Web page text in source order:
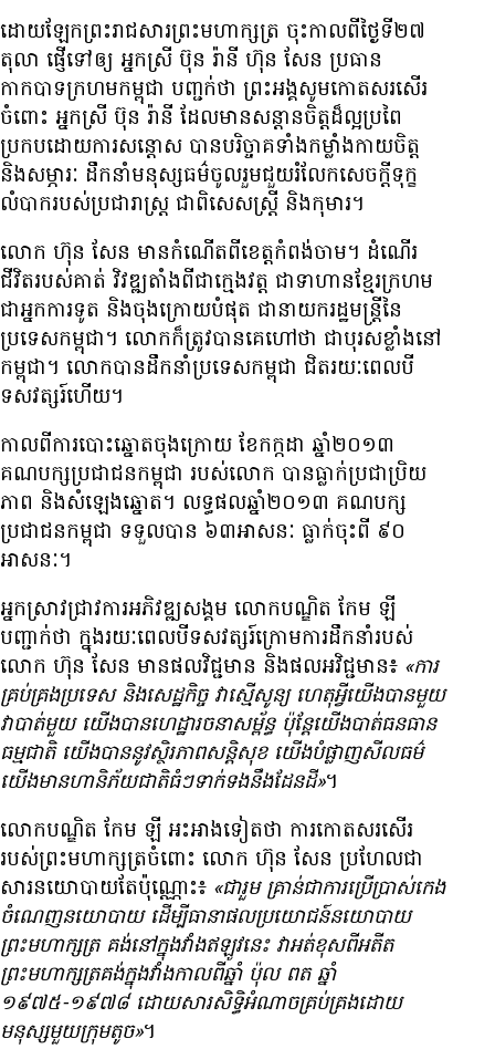
ដោយ​ឡែក​ព្រះរាជសារ​ព្រះមហាក្សត្រ ចុះ​កាល​ពី​ថ្ងៃ​ទី​២៧
តុលា ផ្ញើ​ទៅ​ឲ្យ អ្នកស្រី ប៊ុន រ៉ានី ហ៊ុន សែន ប្រធាន​
កាកបាទ​ក្រហម​កម្ពុជា បញ្ជក់​ថា ព្រះអង្គ​សូម​កោត​សរសើរ​
ចំពោះ អ្នកស្រី ប៊ុន រ៉ានី ដែល​មាន​សន្តាន​ចិត្ត​ដ៏​ល្អ​ប្រពៃ​
ប្រកប​ដោយ​ការ​សន្តោស បាន​បរិច្ចាគ​ទាំង​កម្លាំង​កាយ​ចិត្ត
និង​សម្ភារៈ ដឹក​នាំ​មនុស្ស​ធម៌​ចូលរួម​ជួយ​រំលែក​សេចក្តី​ទុក្ខ​
លំបាក​របស់​ប្រជារាស្ត្រ ជាពិសេស​ស្ត្រី និង​កុមារ។
លោក ហ៊ុន សែន មាន​កំណើត​ពី​ខេត្ត​កំពង់ចាម។ ដំណើរ​
ជីវិត​របស់​គាត់ វិវឌ្ឍ​តាំង​ពី​ជា​ក្មេង​វត្ត ជា​ទាហាន​ខ្មែរ​ក្រហម
ជា​អ្នក​ការទូត និង​ចុង​ក្រោយ​បំផុត ជា​នាយក​រដ្ឋមន្ត្រី​នៃ​
ប្រទេស​កម្ពុជា។ លោក​ក៏​ត្រូវ​បាន​គេ​ហៅ​ថា ជា​បុរស​ខ្លាំង​នៅ​
កម្ពុជា។ លោក​បាន​ដឹក​នាំ​ប្រទេស​កម្ពុជា ជិត​រយៈពេល​បី​
ទសវត្សរ៍​ហើយ។
កាល​ពី​ការ​បោះ​ឆ្នោត​ចុង​ក្រោយ ខែ​កក្កដា ឆ្នាំ​២០១៣
គណបក្ស​ប្រជាជន​កម្ពុជា របស់​លោក បាន​ធ្លាក់​ប្រជាប្រិយ
ភាព និង​សំឡេង​ឆ្នោត។ លទ្ធផល​ឆ្នាំ​២០១៣ គណបក្ស​
ប្រជាជន​កម្ពុជា ទទួល​បាន ៦៣​អាសនៈ ធ្លាក់​ចុះ​ពី ៩០​
អាសនៈ។
អ្នក​ស្រាវជ្រាវ​ការ​អភិវឌ្ឍ​សង្គម លោក​បណ្ឌិត កែម ឡី
បញ្ជាក់​ថា ក្នុង​រយៈពេល​បី​ទសវត្សរ៍​ក្រោម​ការ​ដឹក​នាំ​របស់
លោក ហ៊ុន សែន មាន​ផល​វិជ្ជមាន និង​ផល​អវិជ្ជមាន៖ «ការ​
គ្រប់គ្រង​ប្រទេស និង​សេដ្ឋកិច្ច វា​ស្មើ​សូន្យ ហេតុ​អ្វី​យើង​បាន​មួយ​
វា​បាត់​មួយ យើង​បាន​ហេដ្ឋារចនាសម្ព័ន្ធ ប៉ុន្តែ​យើង​បាត់​ធនធាន​
ធម្មជាតិ យើង​បាន​នូវ​ស្ថិរភាព​សន្តិសុខ យើង​បំផ្លាញ​សីលធម៌
យើង​មាន​ហានិភ័យ​ជាតិ​ធំៗ​ទាក់ទង​នឹង​ដែន​ដី»។
លោក​បណ្ឌិត កែម ឡី អះអាង​ទៀត​ថា ការ​កោត​សរសើរ​
របស់​ព្រះមហាក្សត្រ​ចំពោះ លោក ហ៊ុន សែន ប្រហែល​ជា​
សារ​នយោបាយ​តែ​ប៉ុណ្ណោះ៖ «ជា​រួម គ្រាន់​ជា​ការ​ប្រើប្រាស់​កេង​
ចំណេញ​នយោបាយ ដើម្បី​ធានា​ផល​ប្រយោជន៍​នយោបាយ
ព្រះមហាក្សត្រ គង់​នៅ​ក្នុង​វាំង​ឥឡូវ​នេះ វា​អត់​ខុស​ពី​អតីត​
ព្រះមហាក្សត្រ​គង់​ក្នុង​វាំង​កាល​ពី​ឆ្នាំ ប៉ុល ពត ឆ្នាំ​
១៩៧៥-១៩៧៨ ដោយសារ​សិទ្ធិ​អំណាច​គ្រប់គ្រង​ដោយ​
មនុស្ស​មួយ​ក្រុម​តូច»។